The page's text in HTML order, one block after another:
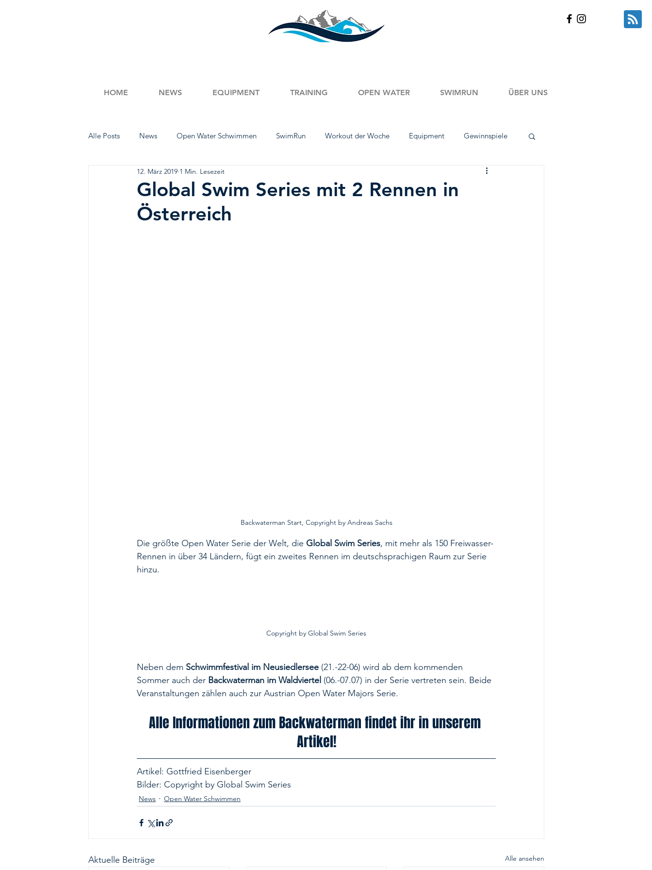
HOME NEWS EQUIPMENT TRAINING OPEN WATER SWIMRUN ÜBER UNS
Alle Posts News Open Water Schwimmen SwimRun Workout der Woche Equipment Gewinnspiele
Workout Wednesday Schwimm-Tipps
Global Swim Series mit 2 Rennen in
Österreich
12. März 2019 1 Min. Lesezeit
Backwaterman Start, Copyright by Andreas Sachs
Die größte Open Water Serie der Welt, die Global Swim Series, mit mehr als 150 Freiwasser-
Rennen in über 34 Ländern, fügt ein zweites Rennen im deutschsprachigen Raum zur Serie
hinzu.
Copyright by Global Swim Series
Neben dem Schwimmfestival im Neusiedlersee (21.-22-06) wird ab dem kommenden
Sommer auch der Backwaterman im Waldviertel (06.-07.07) in der Serie vertreten sein. Beide
Veranstaltungen zählen auch zur Austrian Open Water Majors Serie.
Alle Informationen zum Backwaterman findet ihr in unserem
Artikel!
Artikel: Gottfried Eisenberger
Bilder: Copyright by Global Swim Series
News Open Water Schwimmen
Aktuelle Beiträge Alle ansehen